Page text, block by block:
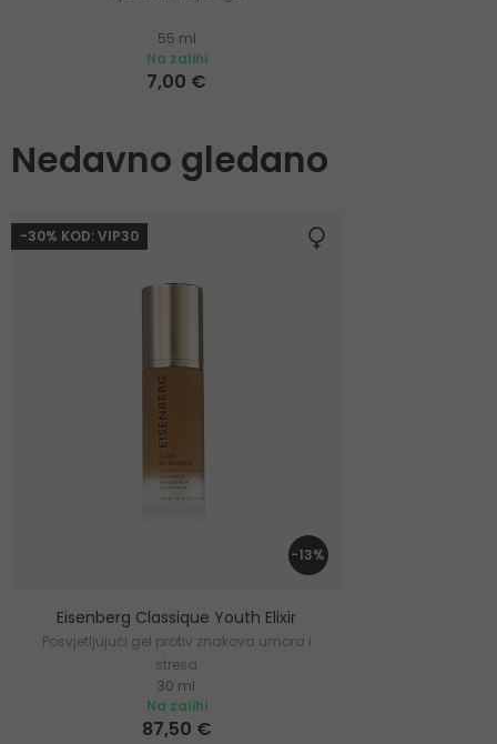
55 ml
Na zalihi
7,00 €
Nedavno gledano
-30% KOD: VIP30
-13%
Eisenberg Classique Youth Elixir
Posvjetljujući gel protiv znakova umora i
stresa
30 ml
Na zalihi
87,50 €